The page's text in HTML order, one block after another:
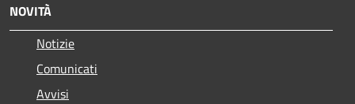
NOVITÀ
Notizie
Comunicati
Avvisi